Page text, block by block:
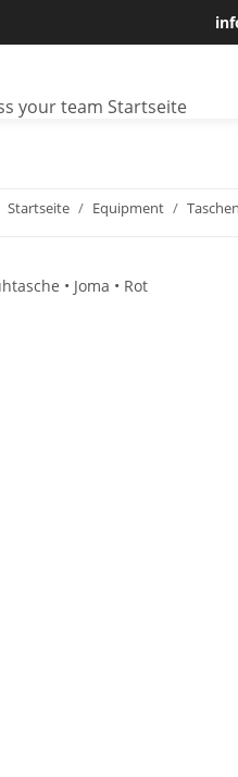
Startseite Equipment